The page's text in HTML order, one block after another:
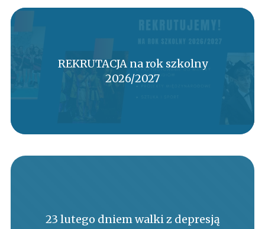
REKRUTACJA na rok szkolny
2026/2027
23 lutego dniem walki z depresją